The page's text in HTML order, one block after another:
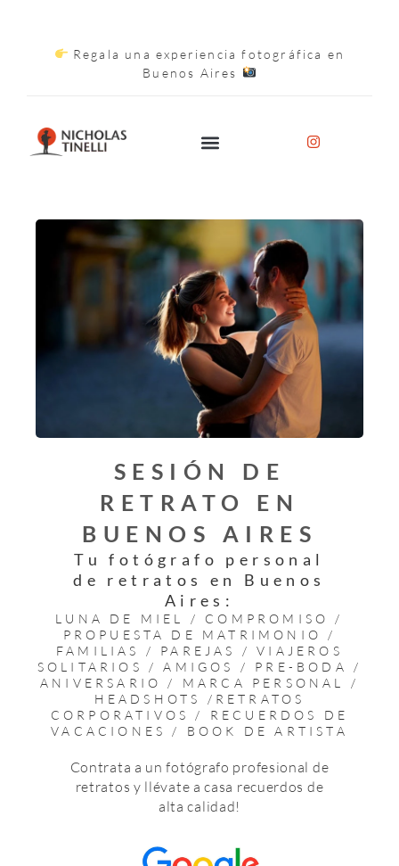
Regala una experiencia fotográfica en
Buenos Aires
SESIÓN DE
RETRATO EN
BUENOS AIRES
Tu fotógrafo personal
de retratos en Buenos
Aires:
LUNA DE MIEL / COMPROMISO /
PROPUESTA DE MATRIMONIO /
FAMILIAS / PAREJAS / VIAJEROS
SOLITARIOS / AMIGOS / PRE-BODA /
ANIVERSARIO / MARCA PERSONAL /
HEADSHOTS /RETRATOS
CORPORATIVOS / RECUERDOS DE
VACACIONES / BOOK DE ARTISTA
Contrata a un fotógrafo profesional de
retratos y llévate a casa recuerdos de
alta calidad!